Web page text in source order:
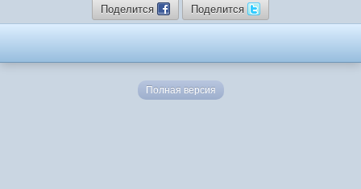
Поделится Поделится
Полная версия